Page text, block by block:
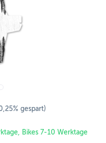
gespart)
Bikes 7-10 Werktage